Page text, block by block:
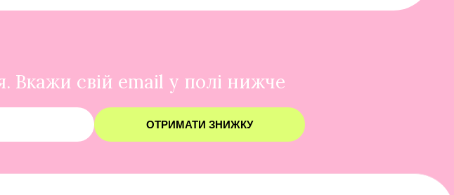
свій email у полі нижче
ОТРИМАТИ ЗНИЖКУ